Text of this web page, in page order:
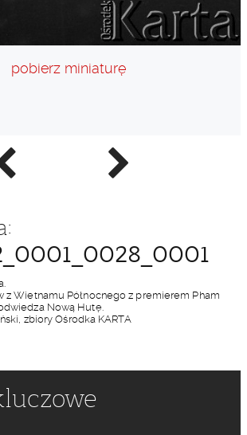
Następne
zdjęcie
pobierz miniaturę
z Wietnamu Północnego z premierem Pham
Nową Hutę.
zbiory Ośrodka KARTA